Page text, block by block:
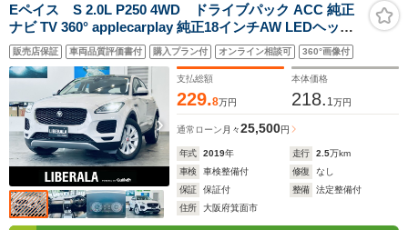
Eペイス S 2.0L P250 4WD ドライブパック ACC 純正
ナビ TV 360° applecarplay 純正18インチAW LEDヘッド
ライト 電動リアゲート 黒革シート メモリ付きパワーシー
ト シートヒーター ブラインドスポット クリアランスソナ
ー スマートキー
販売店保証 車両品質評価書付 購入プラン付 オンライン相談可 360°画像付
支払総額
229.8万円
本体価格
218. 1 万円
通常ローン 月々25,500円
年式 2019年 走行 2.5万km
車検
車検整備付 修復
なし
保証
保証付 整備
法定整備付
住所
大阪府箕面市